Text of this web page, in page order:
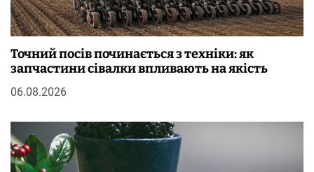
Точний посів починається з техніки: як
запчастини сівалки впливають на якість
06.08.2026